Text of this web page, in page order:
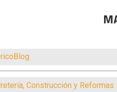
Construcción y Reformas